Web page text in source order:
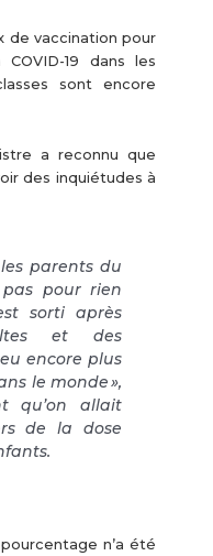
de vaccination pour
19 dans les
sont encore
a reconnu que
des inquiétudes à
parents du
pas pour rien
sorti après
et des
encore plus
le monde »,
qu’on allait
de la dose
n’a été